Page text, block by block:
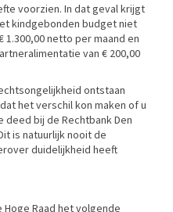
voorzien. In dat geval krijgt
kindgebonden budget niet
netto per maand en
van € 200,00
ontstaan
het verschil kon maken of u
bij de Rechtbank Den
is natuurlijk nooit de
duidelijkheid heeft
Hoge Raad het volgende